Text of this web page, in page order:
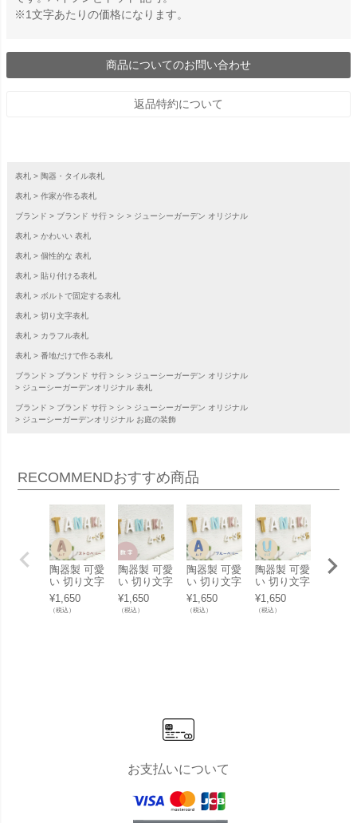
※1文字あたりの価格になります。
商品についてのお問い合わせ
返品特約について
表札 陶器・タイル表札
表札 作家が作る表札
ブランド ブランド サ行 シ ジューシーガーデン オリジナル
表札 かわいい 表札
表札 個性的な 表札
表札 貼り付ける表札
表札 ボルトで固定する表札
表札 切り文字表札
表札 カラフル表札
表札 番地だけで作る表札
ブランド ブランド サ行 シ
ジューシーガーデン オリジナル
ジューシーガーデンオリジナル 表札
ブランド ブランド サ行 シ
ジューシーガーデン オリジナル
ジューシーガーデンオリジナル お庭の装飾
RECOMMENDおすすめ商品
陶器製 可愛
い 切り文字
表札「Puffy
Sign パフィ
ーサイン ア
¥1,650
（税込）
陶器製 可愛
い 切り文字
表札「Puffy
Sign パフィ
ーサイン 数
¥1,650
（税込）
陶器製 可愛
い 切り文字
表札「Puffy
Sign パフィ
ーサイン ア
¥1,650
（税込）
陶器製 可愛
い 切り文字
表札「Puffy
Sign パフィ
ーサイン ア
¥1,650
（税込）
陶器
お支払いについて